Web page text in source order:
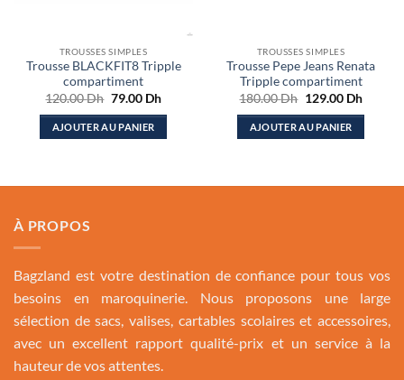
TROUSSES SIMPLES
Trousse BLACKFIT8 Tripple
compartiment
120.00Dh Le
initial
était :
79.00 DhLe
actuel
AJOUTER AU PANIER
TROUSSES SIMPLES
Trousse Pepe Jeans Renata
Tripple compartiment
180.00Dh Le
initial
était :
129.00 DhLe
actuel
AJOUTER AU PANIER
À PROPOS
Bagzland est votre destination de confiance pour tous vos
besoins en maroquinerie. Nous proposons une large
sélection de sacs, valises, cartables scolaires et accessoires,
avec un excellent rapport qualité-prix et un service à la
hauteur de vos attentes.